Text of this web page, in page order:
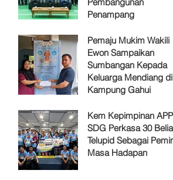
Penampang
Pemaju Mukim Wakili
Ewon Sampaikan
Sumbangan Kepada
Keluarga Mendiang di
Kampung Gahui
Kem Kepimpinan
SDG Perkasa 30 Belia
Telupid Sebagai
Masa Hadapan